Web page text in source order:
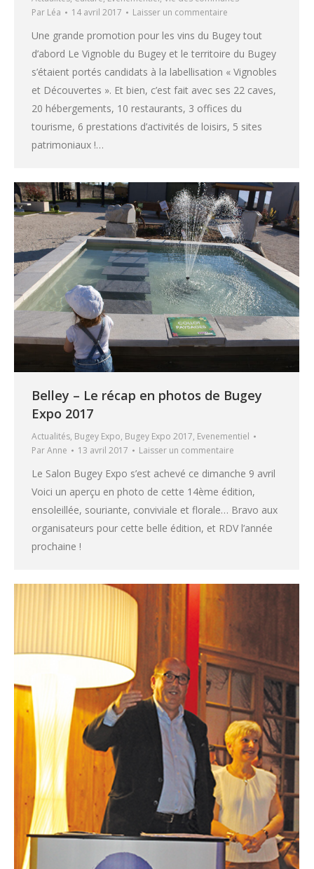
Par Léa 14 avril 2017 Laisser un commentaire
Une grande promotion pour les vins du Bugey tout
d’abord Le Vignoble du Bugey et le territoire du Bugey
s’étaient portés candidats à la labellisation « Vignobles
et Découvertes ». Et bien, c’est fait avec ses 22 caves,
20 hébergements, 10 restaurants, 3 offices du
tourisme, 6 prestations d’activités de loisirs, 5 sites
patrimoniaux !…
Belley – Le récap en photos de Bugey
Expo 2017
Actualités, Bugey Expo, Bugey Expo 2017, Evenementiel
ParAnne 13 avril 2017 Laisser un commentaire
Le Salon Bugey Expo s’est achevé ce dimanche 9 avril
Voici un aperçu en photo de cette 14ème édition,
ensoleillée, souriante, conviviale et florale… Bravo aux
organisateurs pour cette belle édition, et RDV l’année
prochaine !